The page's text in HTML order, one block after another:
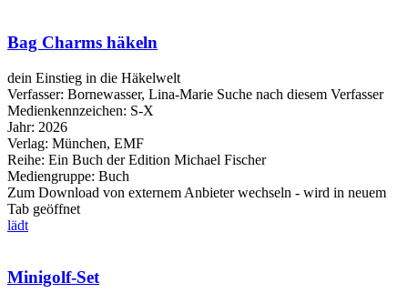
Bag Charms häkeln
dein Einstieg in die Häkelwelt
Verfasser: Bornewasser, Lina-Marie Suche nach diesem Verfasser
Medienkennzeichen: S-X
Jahr: 2026
Verlag: München, EMF
Reihe: Ein Buch der Edition Michael Fischer
Mediengruppe: Buch
Zum Download von externem Anbieter wechseln - wird in neuem
Tab geöffnet
lädt
Minigolf-Set